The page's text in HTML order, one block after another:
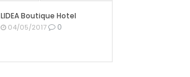
LIDEA Boutique Hotel
04/05/2017 0